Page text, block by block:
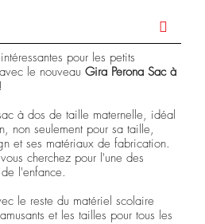
pour les petits
le nouveau Gira Perona Sac à
à dos de taille maternelle, idéal
non seulement pour sa taille,
et ses matériaux de fabrication.
cherchez pour l'une des
l'enfance.
le reste du matériel scolaire
et les tailles pour tous les